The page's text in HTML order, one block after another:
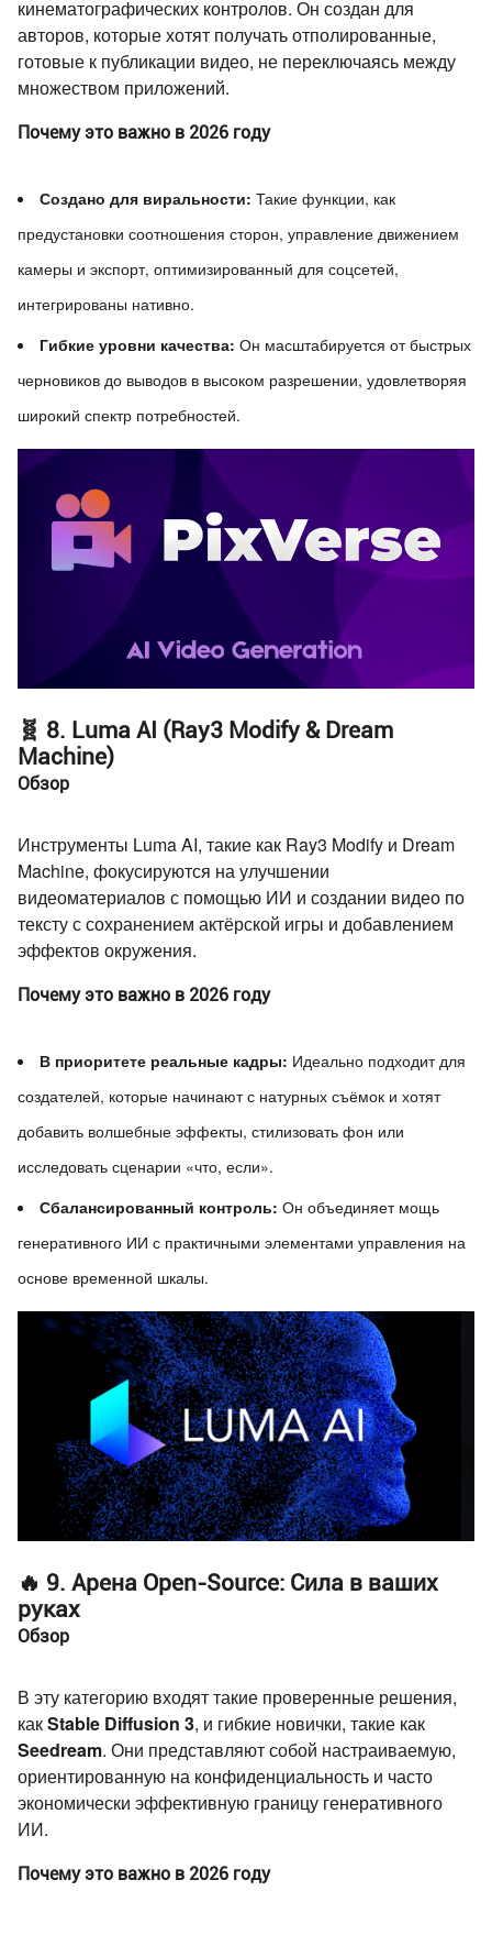
кинематографических контролов. Он создан для
авторов, которые хотят получать отполированные,
готовые к публикации видео, не переключаясь между
множеством приложений.
Почему это важно в 2026 году
Создано для виральности: Такие функции, как
предустановки соотношения сторон, управление движением
камеры и экспорт, оптимизированный для соцсетей,
интегрированы нативно.
Гибкие уровни качества: Он масштабируется от быстрых
черновиков до выводов в высоком разрешении, удовлетворяя
широкий спектр потребностей.
🧬 8. Luma AI (Ray3 Modify & Dream
Machine)
Обзор
Инструменты Luma AI, такие как Ray3 Modify и Dream
Machine, фокусируются на улучшении
видеоматериалов с помощью ИИ и создании видео по
тексту с сохранением актёрской игры и добавлением
эффектов окружения.
Почему это важно в 2026 году
В приоритете реальные кадры: Идеально подходит для
создателей, которые начинают с натурных съёмок и хотят
добавить волшебные эффекты, стилизовать фон или
исследовать сценарии «что, если».
Сбалансированный контроль: Он объединяет мощь
генеративного ИИ с практичными элементами управления на
основе временной шкалы.
🔥 9. Арена Open-Source: Сила в ваших
руках
Обзор
В эту категорию входят такие проверенные решения,
какStable Diffusion 3, и гибкие новички, такие как
Seedream. Они представляют собой настраиваемую,
ориентированную на конфиденциальность и часто
экономически эффективную границу генеративного
ИИ.
Почему это важно в 2026 году